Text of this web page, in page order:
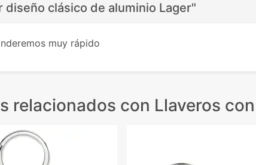
diseño clásico de aluminio Lager"
muy rápido
relacionados con Llaveros